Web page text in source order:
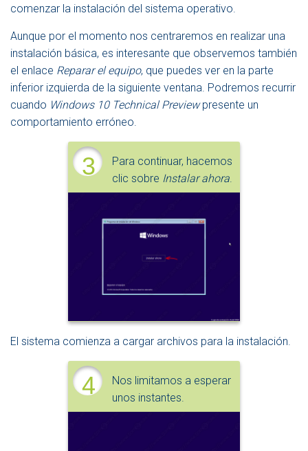
comenzar la instalación del sistema operativo.
Aunque por el momento nos centraremos en realizar una
instalación básica, es interesante que observemos también
el enlace Reparar el equipo, que puedes ver en la parte
inferior izquierda de la siguiente ventana. Podremos recurrir
cuando Windows 10 Technical Previewpresente un
comportamiento erróneo.
3
Para continuar, hacemos
clic sobre Instalar ahora.
El sistema comienza a cargar archivos para la instalación.
4
Nos limitamos a esperar
unos instantes.